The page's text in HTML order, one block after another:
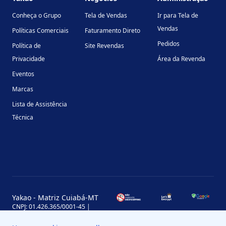
Conheça o Grupo
Políticas Comerciais
Política de
Privacidade
Eventos
Marcas
Lista de Assistência
Técnica
Tela de Vendas
Faturamento Direto
Site Revendas
Ir para Tela de
Vendas
Pedidos
Área da Revenda
Yakao - Matriz Cuiabá-MT
CNPJ: 01.426.365/0001-45 |